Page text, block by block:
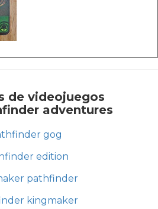
de videojuegos
adventures
gog
edition
pathfinder
kingmaker